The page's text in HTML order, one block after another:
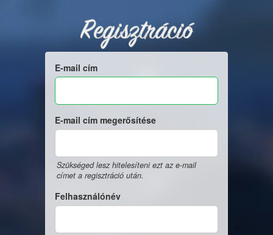
Regisztráció
E-mail cím
E-mail cím megerősítése
Szükséged lesz hitelesíteni ezt az e-mail
címet a regisztráció után.
Felhasználónév